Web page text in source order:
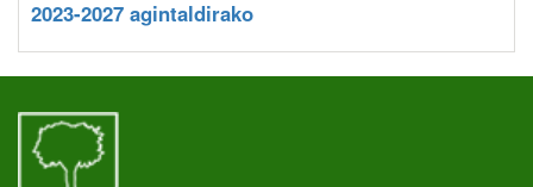
2023-2027 agintaldirako